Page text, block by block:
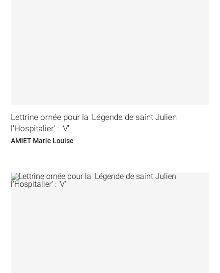
Lettrine ornée pour la 'Légende de saint Julien
l'Hospitalier' : 'V'
AMIET Marie Louise